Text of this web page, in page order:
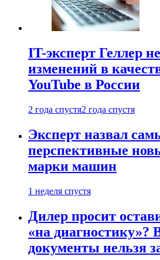
IT-эксперт Геллер
изменений в
YouTube в России
2 года спустя2 года спустя
Эксперт назвал
перспективные
марки машин
1 неделя спустя
Дилер просит
«на диагностику»?
документы нельзя